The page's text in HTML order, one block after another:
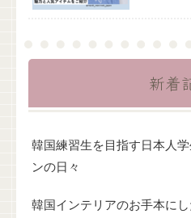
新着
韓国練習生を目指す日本人
ンの日々
韓国インテリアのお手本に